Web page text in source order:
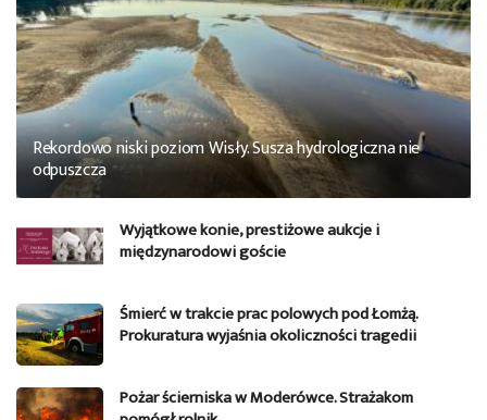
Rekordowo niski poziom Wisły. Susza hydrologiczna nie
odpuszcza
Wyjątkowe konie, prestiżowe aukcje i
międzynarodowi goście
Śmierć w trakcie prac polowych pod Łomżą.
Prokuratura wyjaśnia okoliczności tragedii
Pożar ścierniska w Moderówce. Strażakom